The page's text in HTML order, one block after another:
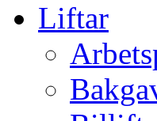
Liftar